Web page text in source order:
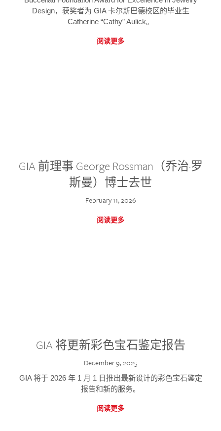
Design，获奖者为 GIA 卡尔斯巴德校区的毕业生
Catherine “Cathy” Aulick。
阅读更多
GIA 前理事 George Rossman（乔治·罗
斯曼）博士去世
February 11, 2026
阅读更多
GIA 将更新彩色宝石鉴定报告
December 9, 2025
GIA 将于 2026 年 1 月 1 日推出最新设计的彩色宝石鉴定
报告和新的服务。
阅读更多